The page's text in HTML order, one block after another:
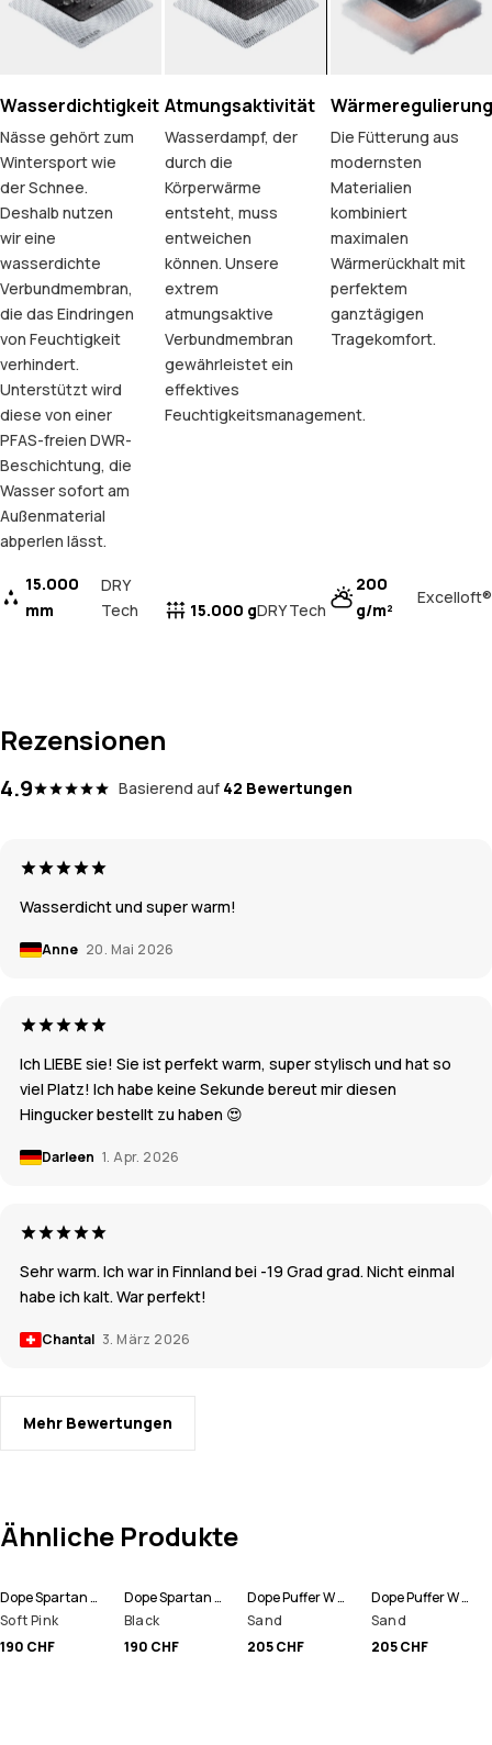
Wasserdichtigkeit
Nässe gehört zum
Wintersport wie
der Schnee.
Deshalb nutzen
wir eine
wasserdichte
Verbundmembran,
die das Eindringen
von Feuchtigkeit
verhindert.
Unterstützt wird
diese von einer
PFAS-freien DWR-
Beschichtung, die
Wasser sofort am
Außenmaterial
abperlen lässt.
15.000
mm
DRY
Tech
Atmungsaktivität
Wasserdampf, der
durch die
Körperwärme
entsteht, muss
entweichen
können. Unsere
extrem
atmungsaktive
Verbundmembran
gewährleistet ein
effektives
Feuchtigkeitsmanagement.
15.000 gDRY Tech
Wärmeregulierung
Die Fütterung aus
modernsten
Materialien
kombiniert
maximalen
Wärmerückhalt mit
perfektem
ganztägigen
Tragekomfort.
200
g/m²
Excelloft®
Rezensionen
4.9 Basierend auf 42 Bewertungen
Wasserdicht und super warm!
Anne 20. Mai 2026
Ich LIEBE sie! Sie ist perfekt warm, super stylisch und hat so
viel Platz! Ich habe keine Sekunde bereut mir diesen
Hingucker bestellt zu haben 😍
Darleen 1. Apr. 2026
Sehr warm. Ich war in Finnland bei -19 Grad grad. Nicht einmal
habe ich kalt. War perfekt!
Chantal 3. März 2026
Mehr Bewertungen
Ähnliche Produkte
Dope Spartan W Snowboardjacke Damen
Soft Pink
190 CHF
Dope Spartan W Skijacke Damen
Black
190 CHF
Dope Puffer W Full Zip Snowboardjacke Damen
Sand
205 CHF
Dope Puffer W Snowboardjacke Damen
Sand
205 CHF